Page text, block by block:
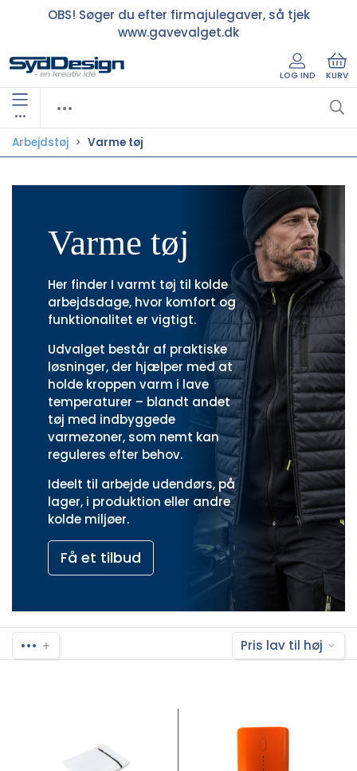
OBS! Søger du efter firmajulegaver, så tjek
www.gavevalget.dk
LOG IND KURV
•••
Arbejdstøj Varme tøj
Varme tøj
Her finder I varmt tøj til kolde
arbejdsdage, hvor komfort og
funktionalitet er vigtigt.
Udvalget består af praktiske
løsninger, der hjælper med at
holde kroppen varm i lave
temperaturer – blandt andet
tøj med indbyggede
varmezoner, som nemt kan
reguleres efter behov.
Ideelt til arbejde udendørs, på
lager, i produktion eller andre
kolde miljøer.
Få et tilbud
••• Pris lav til høj